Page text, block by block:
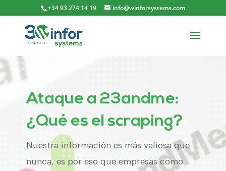
+34 93 274 14 19 info@winforsystems.com
Ataque a 23andme:
¿Qué es el scraping?
Nuestra información es más valiosa que
nunca, es por eso que empresas como